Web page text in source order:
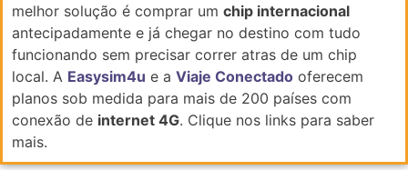
melhor solução é comprar um chip internacional
antecipadamente e já chegar no destino com tudo
funcionando sem precisar correr atras de um chip
local. A Easysim4u e a Viaje Conectado oferecem
planos sob medida para mais de 200 países com
conexão de internet 4G. Clique nos links para saber
mais.